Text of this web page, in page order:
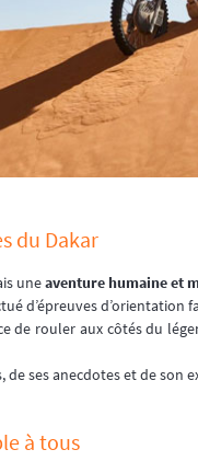
du Dakar
uneaventure humaine et
d’épreuves
de rouler aux côtés du
de ses anecdotes et de
à tous